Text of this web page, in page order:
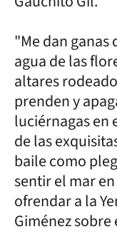
"Me dan ganas
agua de las
altares
prenden y
luciérnagas en
de las
baile como
sentir el mar
ofrendar a la
Giménez sobre